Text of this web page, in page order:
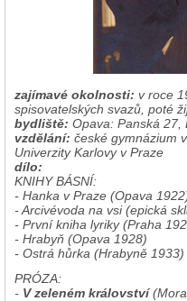
zajímavé okolnosti: v roce
spisovatelských svazů, poté
bydliště: Opava: Panská 27,
vzdělání: české gymnázium
Univerzity Karlovy v Praze
dílo:
KNIHY BÁSNÍ:
- Hanka v Praze (Opava
- Arcivévoda na vsi (epická
- První kniha lyriky (Praha
- Hrabyň (Opava 1928)
- Ostrá hůrka (Hrabyně 1933)
PRÓZA:
- V zeleném království